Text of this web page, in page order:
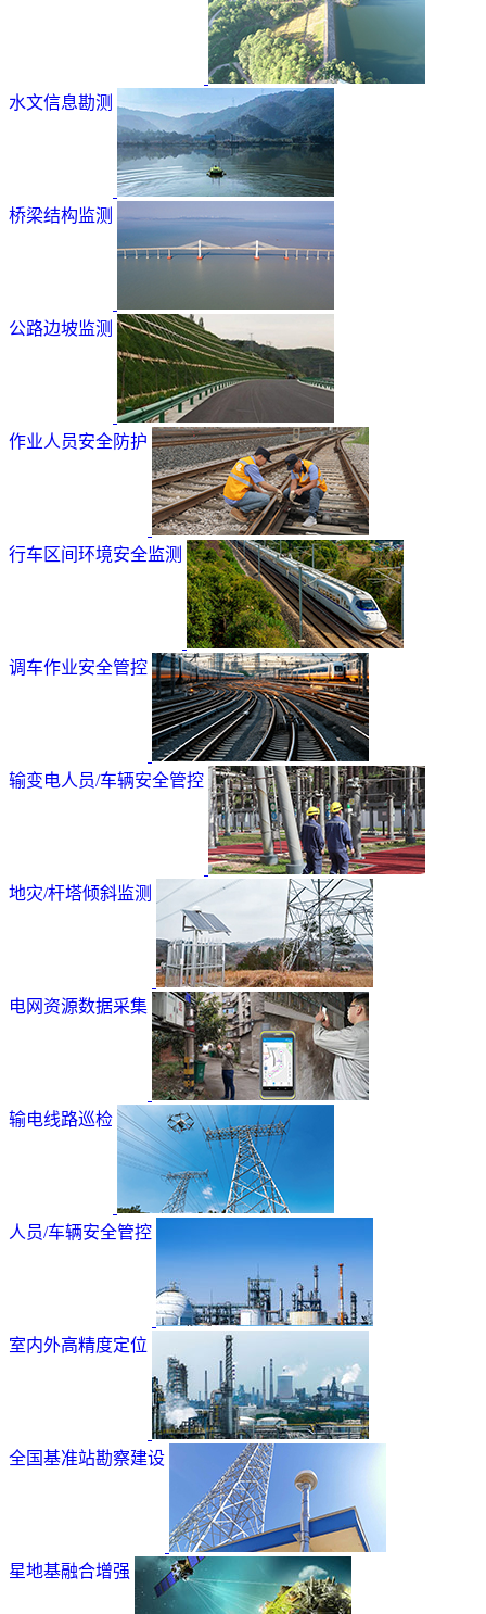
水文信息勘测
桥梁结构监测
公路边坡监测
作业人员安全防护
行车区间环境安全监测
调车作业安全管控
输变电人员/车辆安全管控
地灾/杆塔倾斜监测
电网资源数据采集
输电线路巡检
人员/车辆安全管控
室内外高精度定位
全国基准站勘察建设
星地基融合增强